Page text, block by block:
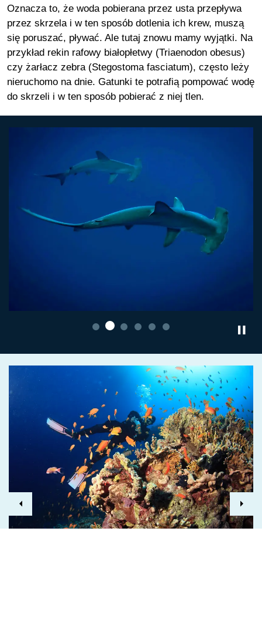
Oznacza to, że woda pobierana przez usta przepływa
przez skrzela i w ten sposób dotlenia ich krew, muszą
się poruszać, pływać. Ale tutaj znowu mamy wyjątki. Na
przykład rekin rafowy białopłetwy (Triaenodon obesus)
czy żarłacz zebra (Stegostoma fasciatum), często leży
nieruchomo na dnie. Gatunki te potrafią pompować wodę
do skrzeli i w ten sposób pobierać z niej tlen.
Previous